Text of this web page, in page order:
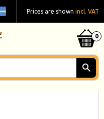
Prices are shown incl. VAT